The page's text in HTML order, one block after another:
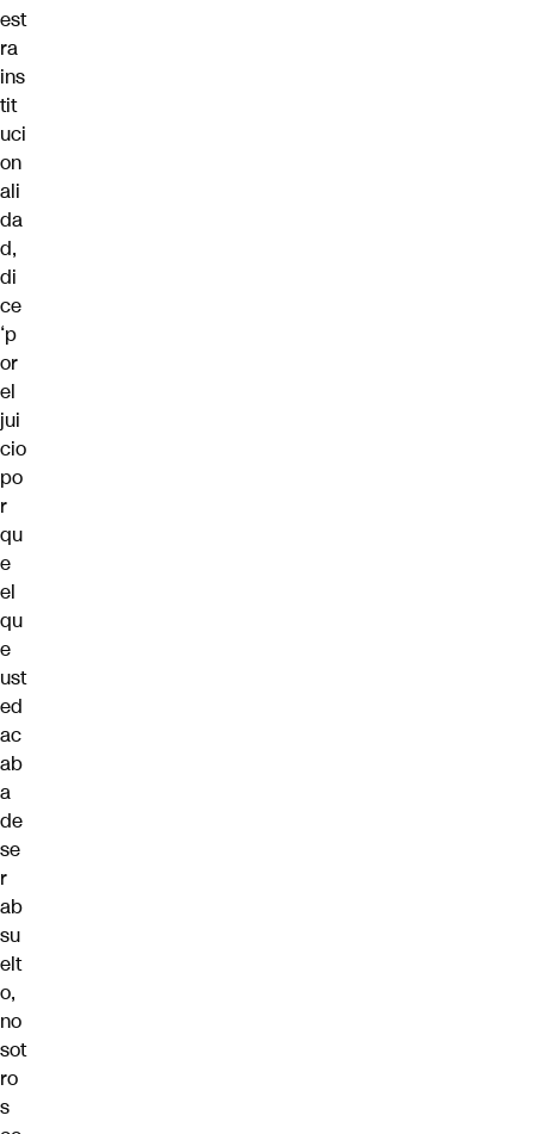
est
ra
ins
tit
uci
on
ali
da
d,
di
ce
‘p
or
el
jui
cio
po
r
qu
e
el
qu
e
ust
ed
ac
ab
a
de
se
r
ab
su
elt
o,
no
sot
ro
s